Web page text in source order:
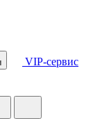
VIP-сервис